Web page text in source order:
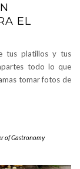
EL
tus platillos y tus
todo lo que
tomar fotos de
of Gastronomy